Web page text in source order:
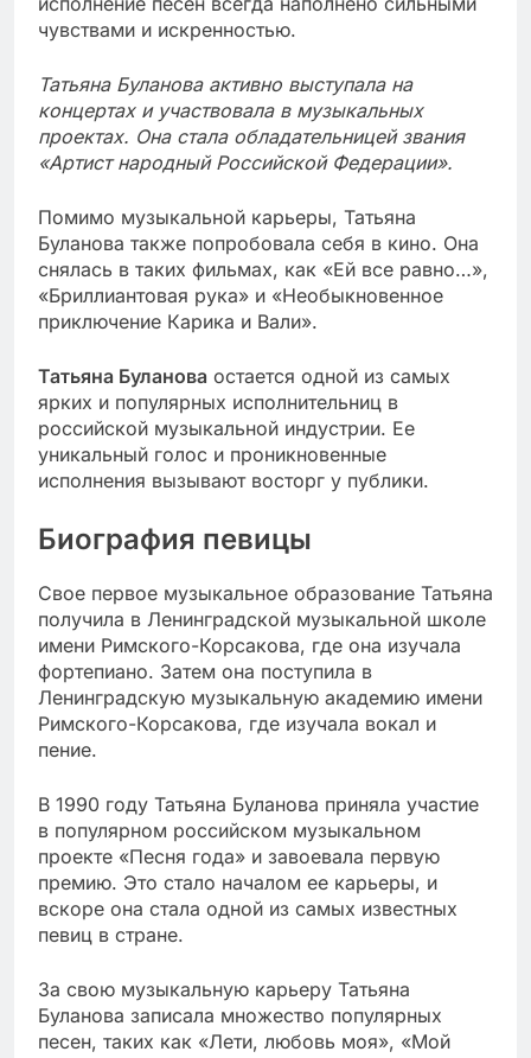
чувствами и искренностью.
Татьяна Буланова активно выступала на
концертах и участвовала в музыкальных
проектах. Она стала обладательницей звания
«Артист народный Российской Федерации».
Помимо музыкальной карьеры, Татьяна
Буланова также попробовала себя в кино. Она
снялась в таких фильмах, как «Ей все равно…»,
«Бриллиантовая рука» и «Необыкновенное
приключение Карика и Вали».
Татьяна Буланова остается одной из самых
ярких и популярных исполнительниц в
российской музыкальной индустрии. Ее
уникальный голос и проникновенные
исполнения вызывают восторг у публики.
Биография певицы
Свое первое музыкальное образование Татьяна
получила в Ленинградской музыкальной школе
имени Римского-Корсакова, где она изучала
фортепиано. Затем она поступила в
Ленинградскую музыкальную академию имени
Римского-Корсакова, где изучала вокал и
пение.
В 1990 году Татьяна Буланова приняла участие
в популярном российском музыкальном
проекте «Песня года» и завоевала первую
премию. Это стало началом ее карьеры, и
вскоре она стала одной из самых известных
певиц в стране.
За свою музыкальную карьеру Татьяна
Буланова записала множество популярных
песен, таких как «Лети, любовь моя», «Мой